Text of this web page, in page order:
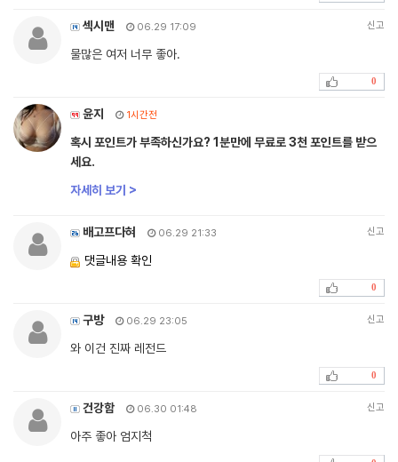
섹시맨 06.29 17:09 신고
물많은 여저 너무 좋아.
0
윤지 1시간전
혹시 포인트가 부족하신가요? 1분만에 무료로 3천 포인트를 받으
세요.
자세히 보기 >
배고프다혀 06.29 21:33 신고
댓글내용 확인
0
구방 06.29 23:05 신고
와 이건 진짜 레전드
0
건강함 06.30 01:48 신고
아주 좋아 엄지척